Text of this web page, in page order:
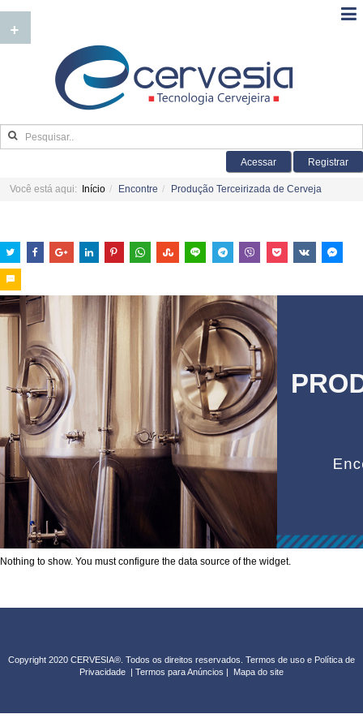
Acessar Registrar
Você está aqui: Início Encontre Produção Terceirizada de Cerveja
Nothing to show. You must configure the data source of the widget.
Copyright 2020 CERVESIA®. Todos os direitos reservados. Termos de uso e Política de
Privacidade | Termos para Anúncios | Mapa do site
+